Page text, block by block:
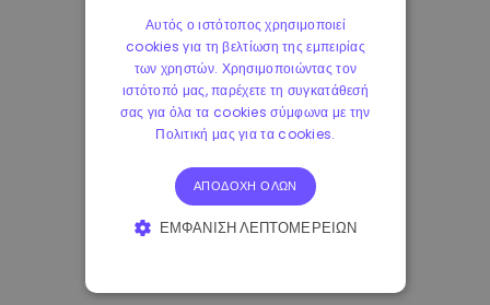
Αυτός ο ιστότοπος χρησιμοποιεί
cookies για τη βελτίωση της εμπειρίας
των χρηστών. Χρησιμοποιώντας τον
ιστότοπό μας, παρέχετε τη συγκατάθεσή
σας για όλα τα cookies σύμφωνα με την
Πολιτική μας για τα cookies.
ΑΠΟΔΟΧΉ ΌΛΩΝ
ΕΜΦΆΝΙΣΗ ΛΕΠΤΟΜΕΡΕΙΏΝ